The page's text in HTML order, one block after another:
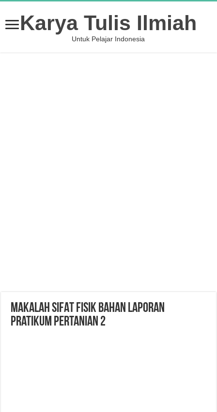
Karya Tulis Ilmiah
Untuk Pelajar Indonesia
MAKALAH SIFAT FISIK BAHAN laporan
pratikum pertanian 2